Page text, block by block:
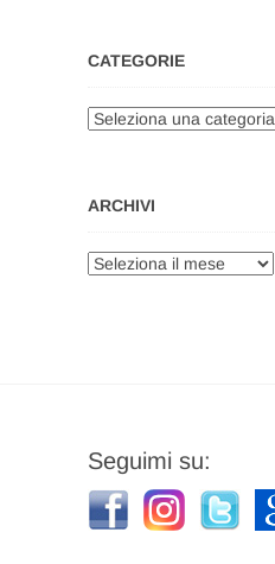
CATEGORIE
Categorie
ARCHIVI
Archivi
Seguimi su: